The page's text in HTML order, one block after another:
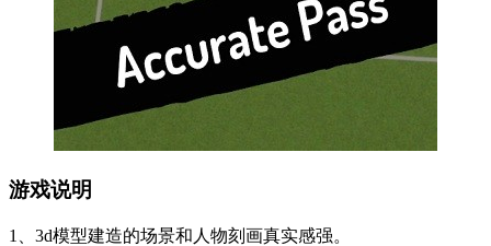
游戏说明
1、3d模型建造的场景和人物刻画真实感强。